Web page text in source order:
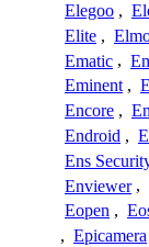
Elegoo ,
Elite ,
Ematic ,
Eminent ,
Encore ,
Endroid ,
Ens
Enviewer ,
Eopen ,
, Epicamera